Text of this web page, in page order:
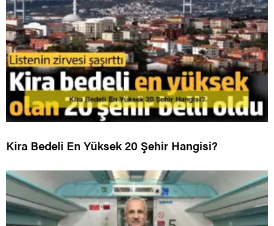
Kira Bedeli En Yüksek 20 Şehir Hangisi?